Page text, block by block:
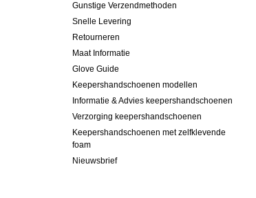
Gunstige Verzendmethoden
Snelle Levering
Retourneren
Maat Informatie
Glove Guide
Keepershandschoenen modellen
Informatie & Advies keepershandschoenen
Verzorging keepershandschoenen
Keepershandschoenen met zelfklevende
foam
Nieuwsbrief